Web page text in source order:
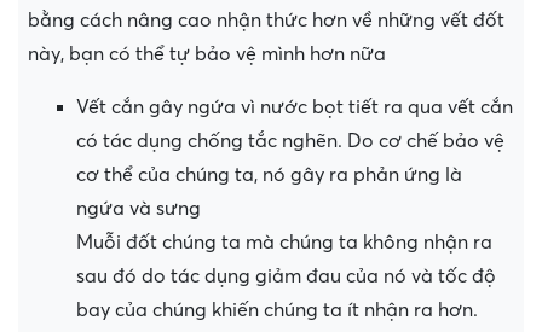
bằng cách nâng cao nhận thức hơn về những vết đốt
này, bạn có thể tự bảo vệ mình hơn nữa
Vết cắn gây ngứa vì nước bọt tiết ra qua vết cắn
có tác dụng chống tắc nghẽn. Do cơ chế bảo vệ
cơ thể của chúng ta, nó gây ra phản ứng là
ngứa và sưng
Muỗi đốt chúng ta mà chúng ta không nhận ra
sau đó do tác dụng giảm đau của nó và tốc độ
bay của chúng khiến chúng ta ít nhận ra hơn.